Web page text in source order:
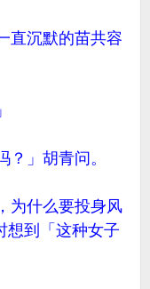
直沉默的苗共容
？」胡青问。
为什么要投身风
想到「这种女子